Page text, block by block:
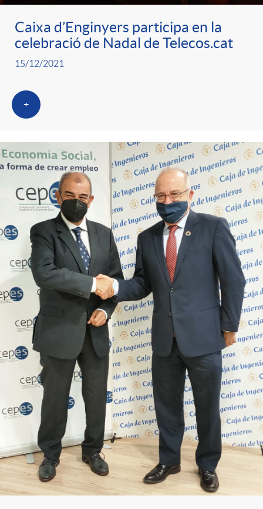
g
o
r
a
s
Caixa d’Enginyers participa en la
celebració de Nadal de Telecos.cat
15/12/2021
+